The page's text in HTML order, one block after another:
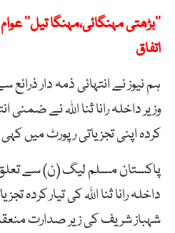
’’بڑھتی مہنگائی،مہنگا تیل’’
اتفاق
ہم نیوز نے انتہائی ذمہ دار
وزیر داخلہ رانا ثنا اللہ نے
کردہ اپنی تجزیاتی رپورٹ میں
پاکستان مسلم لیگ (ن) سے تعلق
داخلہ رانا ثنا اللہ کی تیار کردہ
شہباز شریف کی زیر صدارت